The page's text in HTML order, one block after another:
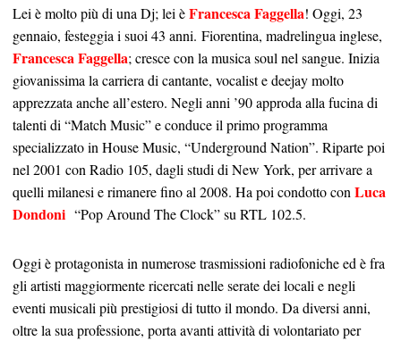
Lei è molto più di una Dj; lei èFrancesca Faggella! Oggi, 23
gennaio, festeggia i suoi 43 anni. Fiorentina, madrelingua inglese,
Francesca Faggella; cresce con la musica soul nel sangue. Inizia
giovanissima la carriera di cantante, vocalist e deejay molto
apprezzata anche all’estero. Negli anni ’90 approda alla fucina di
talenti di “Match Music” e conduce il primo programma
specializzato in House Music, “Underground Nation”. Riparte poi
nel 2001 con Radio 105, dagli studi di New York, per arrivare a
quelli milanesi e rimanere fino al 2008. Ha poi condotto conLuca
Dondoni “Pop Around The Clock” su RTL 102.5.
Oggi è protagonista in numerose trasmissioni radiofoniche ed è fra
gli artisti maggiormente ricercati nelle serate dei locali e negli
eventi musicali più prestigiosi di tutto il mondo. Da diversi anni,
oltre la sua professione, porta avanti attività di volontariato per